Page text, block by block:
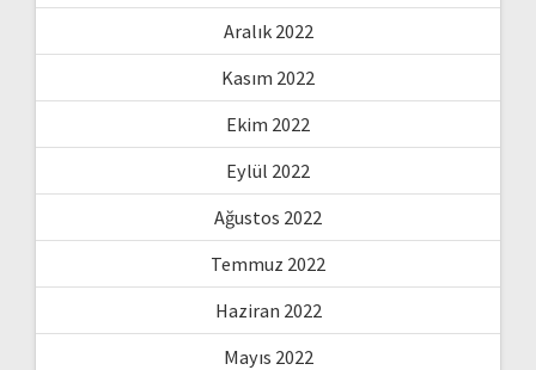
Aralık 2022
Kasım 2022
Ekim 2022
Eylül 2022
Ağustos 2022
Temmuz 2022
Haziran 2022
Mayıs 2022